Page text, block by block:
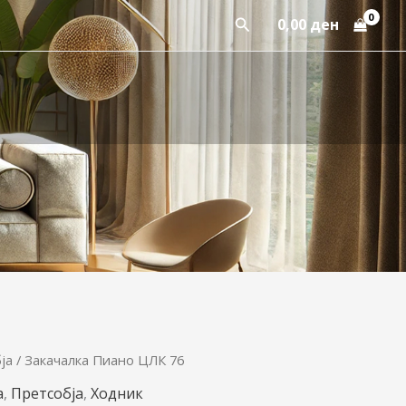
Пребарај
0,00 ден
/ Закачалка Пиано ЦЛК 76
, Претсобја, Ходник
Current